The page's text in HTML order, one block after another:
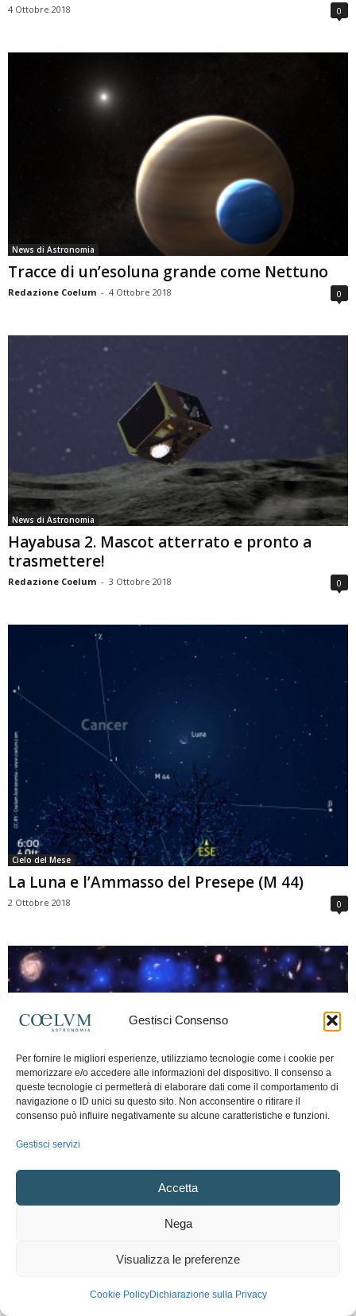
Gestisci Consenso
Per fornire le migliori esperienze, utilizziamo tecnologie come i cookie per
memorizzare e/o accedere alle informazioni del dispositivo. Il consenso a
queste tecnologie ci permetterà di elaborare dati come il comportamento di
navigazione o ID unici su questo sito. Non acconsentire o ritirare il
consenso può influire negativamente su alcune caratteristiche e funzioni.
Gestisci servizi
Accetta
Nega
Visualizza le preferenze
Cookie PolicyDichiarazione sulla Privacy
4 Ottobre 2018 0
News di Astronomia
Tracce di un’esoluna grande come Nettuno
Redazione Coelum - 4 Ottobre 2018 0
News di Astronomia
Hayabusa 2. Mascot atterrato e pronto a
trasmettere!
Redazione Coelum - 3 Ottobre 2018 0
Cielo del Mese
La Luna e l’Ammasso del Presepe (M 44)
2 Ottobre 2018 0
Un Universo Risplendente